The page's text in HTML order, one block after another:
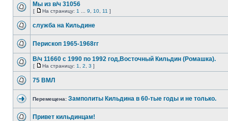
Мы из в/ч 31056
[ На страницу: 1 9 10 11 ]
служба на Кильдине
Перископ 1965-1968гг
В/ч 11660 с 1990 по 1992 год,Восточный Кильдин (Ромашка).
[ На страницу: 1 2 3 ]
75 ВМЛ
Перемещена: Замполиты Кильдина в 60-тые годы и не только.
Привет кильдинцам!